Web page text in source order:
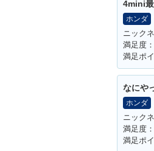
4mini最
ホンダ
ニック
満足度
なにや
ホンダ
ニック
満足度
満足ポ